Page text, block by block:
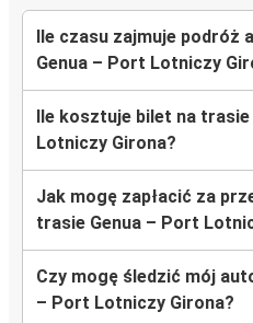
Ile czasu zajmuje podróż
Genua – Port Lotniczy
Ile kosztuje bilet na
Lotniczy Girona?
Jak mogę zapłacić za
trasie Genua – Port
Czy mogę śledzić mój
– Port Lotniczy Girona?